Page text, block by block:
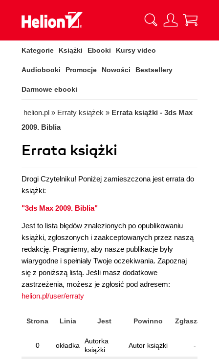
Kategorie Książki Ebooki Kursy video
Audiobooki Promocje Nowości Bestsellery
Darmowe ebooki
helion.pl » Erraty książek » Errata książki - 3ds Max
2009. Biblia
Errata książki
Drogi Czytelniku! Poniżej zamieszczona jest errata do
książki:
"3ds Max 2009. Biblia"
Jest to lista błędów znalezionych po opublikowaniu
książki, zgłoszonych i zaakceptowanych przez naszą
redakcję. Pragniemy, aby nasze publikacje były
wiarygodne i spełniały Twoje oczekiwania. Zapoznaj
się z poniższą listą. Jeśli masz dodatkowe
zastrzeżenia, możesz je zgłosić pod adresem:
helion.pl/user/erraty
Strona Linia Jest Powinno Zgłaszający
0 okładka
Autorka
książki
Autor książki -